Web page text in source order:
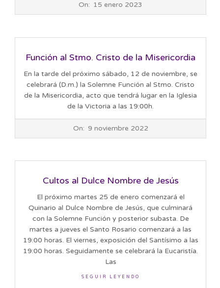
On: 15 enero 2023
Función al Stmo. Cristo de la Misericordia
En la tarde del próximo sábado, 12 de noviembre, se
celebrará (D.m.) la Solemne Función al Stmo. Cristo
de la Misericordia, acto que tendrá lugar en la Iglesia
de la Victoria a las 19:00h.
On: 9 noviembre 2022
Cultos al Dulce Nombre de Jesús
El próximo martes 25 de enero comenzará el
Quinario al Dulce Nombre de Jesús, que culminará
con la Solemne Función y posterior subasta. De
martes a jueves el Santo Rosario comenzará a las
19:00 horas. El viernes, exposición del Santísimo a las
19:00 horas. Seguidamente se celebrará la Eucaristía.
Las
SEGUIR LEYENDO